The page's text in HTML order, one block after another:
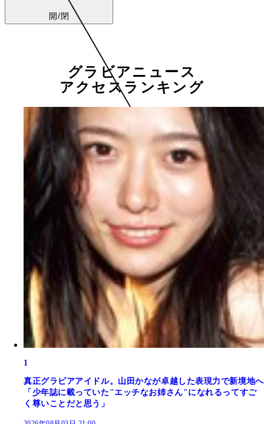
開/閉
グラビアニュース
アクセスランキング
1
真正グラビアアイドル。山田かなが卓越した表現力で新境地へ
「少年誌に載っていた"エッチなお姉さん"になれるってすご
く尊いことだと思う」